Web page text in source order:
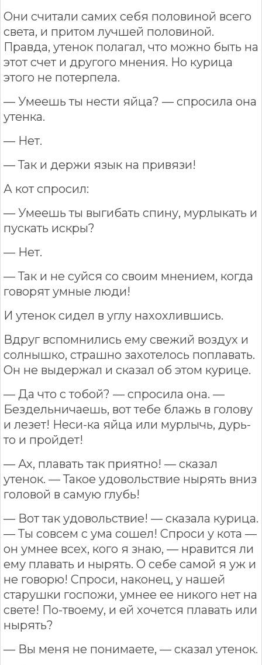
Они считали самих себя половиной всего
света, и притом лучшей половиной.
Правда, утенок полагал, что можно быть на
этот счет и другого мнения. Но курица
этого не потерпела.
— Умеешь ты нести яйца? — спросила она
утенка.
— Нет.
— Так и держи язык на привязи!
А кот спросил:
— Умеешь ты выгибать спину, мурлыкать и
пускать искры?
— Нет.
— Так и не суйся со своим мнением, когда
говорят умные люди!
И утенок сидел в углу нахохлившись.
Вдруг вспомнились ему свежий воздух и
солнышко, страшно захотелось поплавать.
Он не выдержал и сказал об этом курице.
— Да что с тобой? — спросила она. —
Бездельничаешь, вот тебе блажь в голову
и лезет! Неси-ка яйца или мурлычь, дурь-
то и пройдет!
— Ах, плавать так приятно! — сказал
утенок. — Такое удовольствие нырять вниз
головой в самую глубь!
— Вот так удовольствие! — сказала курица.
— Ты совсем c ума сошел! Спроси у кота —
он умнее всех, кого я знаю, — нравится ли
ему плавать и нырять. О себе самой я уж и
не говорю! Спроси, наконец, у нашей
старушки госпожи, умнее ее никого нет на
свете! По-твоему, и ей хочется плавать или
нырять?
— Вы меня не понимаете, — сказал утенок.